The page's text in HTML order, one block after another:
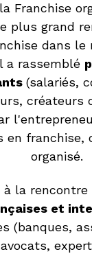
Franchise
plus grand
dans le
a rassemblé
(salariés,
créateurs
en franchise,
organisé.
la rencontre
et
(banques,